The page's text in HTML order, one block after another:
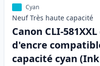
Cyan
Neuf Très haute capacité
Canon CLI-
d'encre
capacité cyan